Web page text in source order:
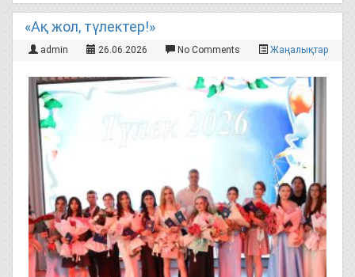
«Ақ жол, түлектер!»
admin 26.06.2026 No Comments Жаңалықтар